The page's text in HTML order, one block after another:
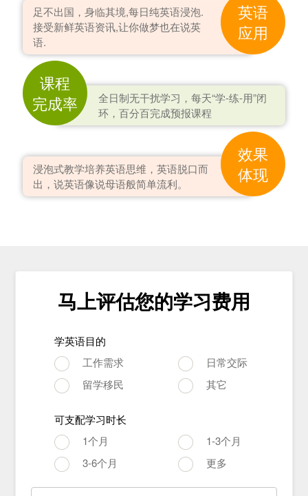
英语
应用
足不出国，身临其境,每日纯英语浸泡.
接受新鲜英语资讯,让你做梦也在说英
语.
课程
完成率
全日制无干扰学习，每天“学-练-用”闭
环，百分百完成预报课程
效果
体现
浸泡式教学培养英语思维，英语脱口而
出，说英语像说母语般简单流利。
马上评估您的学习费用
学英语目的
工作需求
日常交际
留学移民
其它
可支配学习时长
1个月
1-3个月
3-6个月
更多